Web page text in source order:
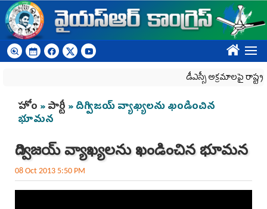
Skip to main content
????
డీఎస్సీ అక్రమాలపై
You are here
హోం »పార్టీ » దిగ్విజయ్ వ్యాఖ్యలను ఖండించిన
భూమన
దిగ్విజయ్ వ్యాఖ్యలను ఖండించిన భూమన
08 Oct 2013 5:50 PM